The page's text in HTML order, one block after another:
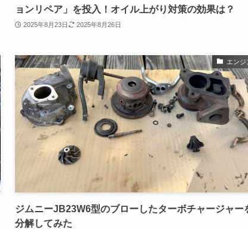
ョンリペア」を投入！オイル上がり対策の効果は？
2025年8月23日 2025年8月26日
エンジ
ジムニーJB23W6型のブローしたターボチャージャー
分解してみた